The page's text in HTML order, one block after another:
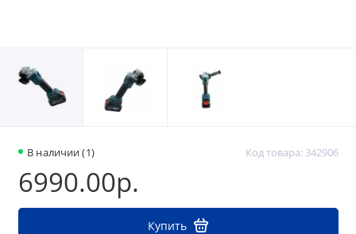
В наличии (1) Код товара: 342906
6990.00р.
Купить